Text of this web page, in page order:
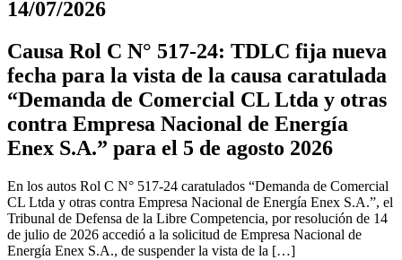
14/07/2026
Causa Rol C N° 517-24: TDLC fija nueva
fecha para la vista de la causa caratulada
“Demanda de Comercial CL Ltda y otras
contra Empresa Nacional de Energía
Enex S.A.” para el 5 de agosto 2026
En los autos Rol C N° 517-24 caratulados “Demanda de Comercial
CL Ltda y otras contra Empresa Nacional de Energía Enex S.A.”, el
Tribunal de Defensa de la Libre Competencia, por resolución de 14
de julio de 2026 accedió a la solicitud de Empresa Nacional de
Energía Enex S.A., de suspender la vista de la […]